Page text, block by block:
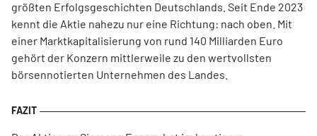
größten Erfolgsgeschichten Deutschlands. Seit Ende 2023
kennt die Aktie nahezu nur eine Richtung: nach oben. Mit
einer Marktkapitalisierung von rund 140 Milliarden Euro
gehört der Konzern mittlerweile zu den wertvollsten
börsennotierten Unternehmen des Landes.